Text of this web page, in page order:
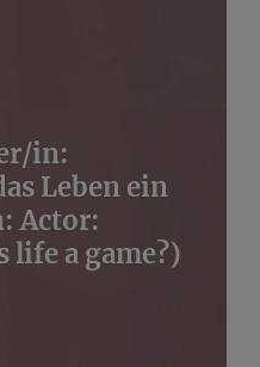
in:
Leben ein
Actor:
life a game?)